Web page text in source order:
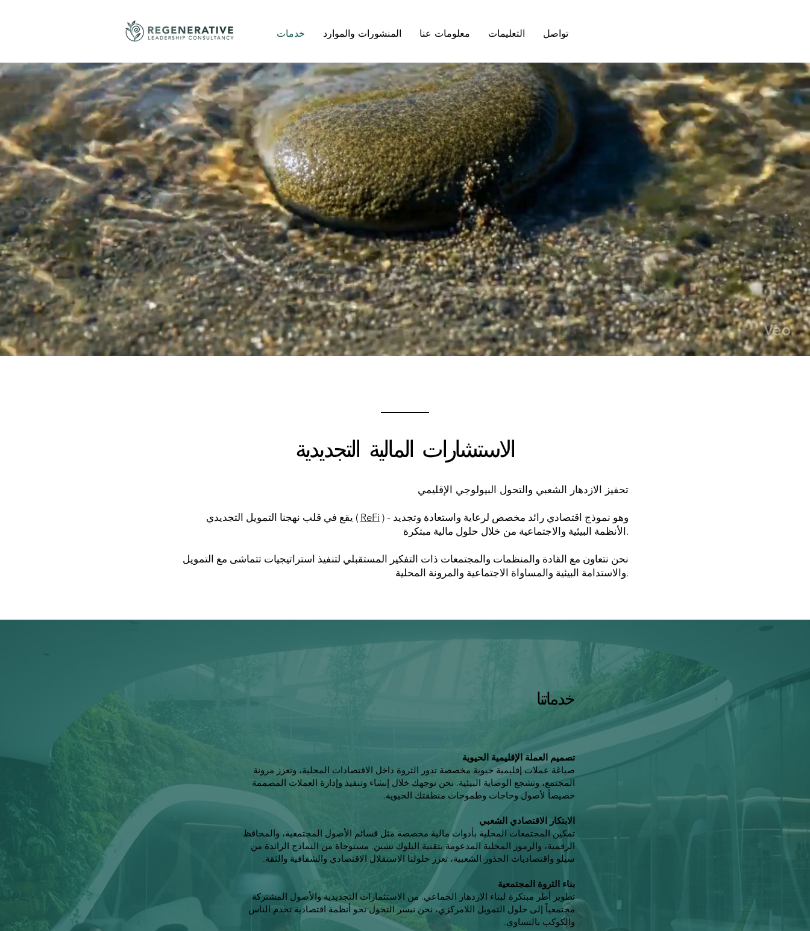
خدمات المنشورات والموارد معلومات عنا التعليمات تواصل
الاستشارات المالية التجديدية
تحفيز الازدهار الشعبي والتحول البيولوجي الإقليمي
يقع في قلب نهجنا التمويل التجديدي ( ReFi ) - وهو نموذج اقتصادي رائد مخصص لرعاية واستعادة وتجديد
الأنظمة البيئية والاجتماعية من خلال حلول مالية مبتكرة.
نحن نتعاون مع القادة والمنظمات والمجتمعات ذات التفكير المستقبلي لتنفيذ استراتيجيات تتماشى مع التمويل
والاستدامة البيئية والمساواة الاجتماعية والمرونة المحلية.
خدماتنا
تصميم العملة الإقليمية الحيوية
صياغة عملات إقليمية حيوية مخصصة تدور الثروة داخل الاقتصادات المحلية، وتعزز مرونة
المجتمع، وتشجع الوصاية البيئية. نحن نوجهك خلال إنشاء وتنفيذ وإدارة العملات المصممة
خصيصاً لأصول وحاجات وطموحات منطقتك الحيوية.
الابتكار الاقتصادي الشعبي
تمكين المجتمعات المحلية بأدوات مالية مخصصة مثل قسائم الأصول المجتمعية، والمحافظ
الرقمية، والرموز المحلية المدعومة بتقنية البلوك تشين. مستوحاة من النماذج الرائدة من
سيلو واقتصاديات الجذور الشعبية، تعزز حلولنا الاستقلال الاقتصادي والشفافية والثقة.
بناء الثروة المجتمعية
تطوير أطر مبتكرة لبناء الازدهار الجماعي. من الاستثمارات التجديدية والأصول المشتركة
مجتمعياً إلى حلول التمويل اللامركزي، نحن نيسر التحول نحو أنظمة اقتصادية تخدم الناس
والكوكب بالتساوي.